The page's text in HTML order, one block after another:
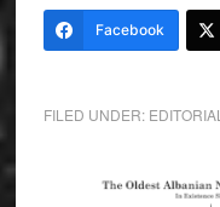
Facebook
FILED UNDER: EDITORIAL